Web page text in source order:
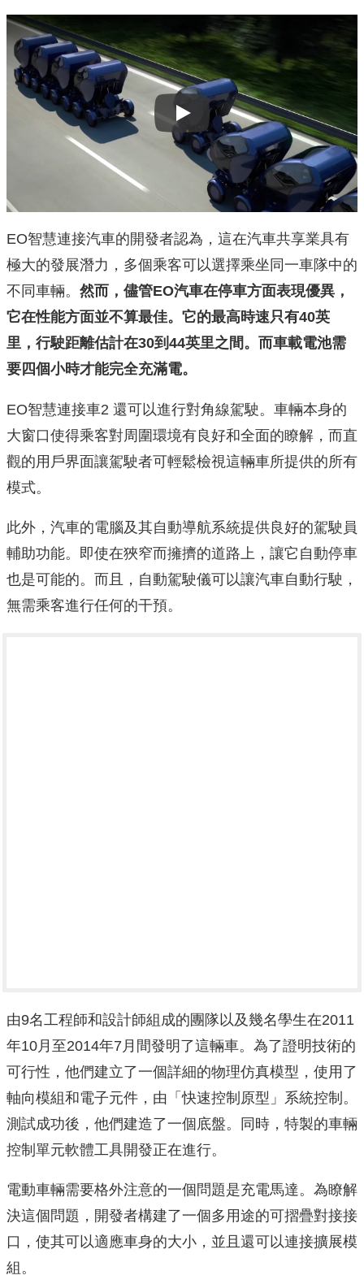
Play
EO智慧連接汽車的開發者認為，這在汽車共享業具有
極大的發展潛力，多個乘客可以選擇乘坐同一車隊中的
不同車輛。 然而，儘管EO汽車在停車方面表現優異，
它在性能方面並不算最佳。它的最高時速只有40英
里，行駛距離估計在30到44英里之間。而車載電池需
要四個小時才能完全充滿電。
EO智慧連接車2 還可以進行對角線駕駛。車輛本身的
大窗口使得乘客對周圍環境有良好和全面的瞭解，而直
觀的用戶界面讓駕駛者可輕鬆檢視這輛車所提供的所有
模式。
此外，汽車的電腦及其自動導航系統提供良好的駕駛員
輔助功能。即使在狹窄而擁擠的道路上，讓它自動停車
也是可能的。而且，自動駕駛儀可以讓汽車自動行駛，
無需乘客進行任何的干預。
由9名工程師和設計師組成的團隊以及幾名學生在2011
年10月至2014年7月間發明了這輛車。為了證明技術的
可行性，他們建立了一個詳細的物理仿真模型，使用了
軸向模組和電子元件，由「快速控制原型」系統控制。
測試成功後，他們建造了一個底盤。同時，特製的車輛
控制單元軟體工具開發正在進行。
電動車輛需要格外注意的一個問題是充電馬達。為瞭解
決這個問題，開發者構建了一個多用途的可摺疊對接接
口，使其可以適應車身的大小，並且還可以連接擴展模
組。